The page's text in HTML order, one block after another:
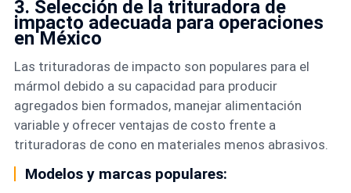
3. Selección de la trituradora de
impacto adecuada para operaciones
en México
Las trituradoras de impacto son populares para el
mármol debido a su capacidad para producir
agregados bien formados, manejar alimentación
variable y ofrecer ventajas de costo frente a
trituradoras de cono en materiales menos abrasivos.
Modelos y marcas populares: